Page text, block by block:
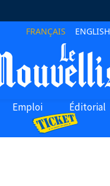
FRANÇAIS ENGLISH
Emploi Éditorial